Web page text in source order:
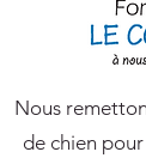
Nous
de chien